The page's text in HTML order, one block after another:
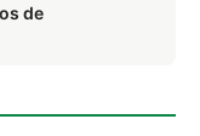
de